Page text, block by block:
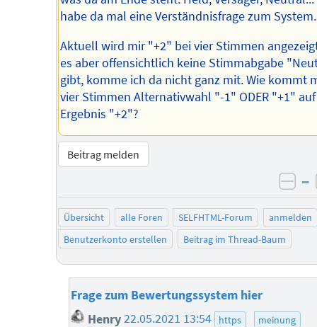
habe da mal eine Verständnisfrage zum System.
Aktuell wird mir "+2" bei vier Stimmen
es aber offensichtlich keine Stimmabgabe
gibt, komme ich da nicht ganz mit. Wie kommt
vier Stimmen Alternativwahl "-1" ODER "+1"
Ergebnis "+2"?
Beitrag melden
–
Übersicht alle Foren SELFHTML-Forum
anmelden
Benutzerkonto erstellen
Beitrag im Thread-Baum
Frage zum Bewertungssystem hier
Henry 22.05.2021 13:54 https meinung